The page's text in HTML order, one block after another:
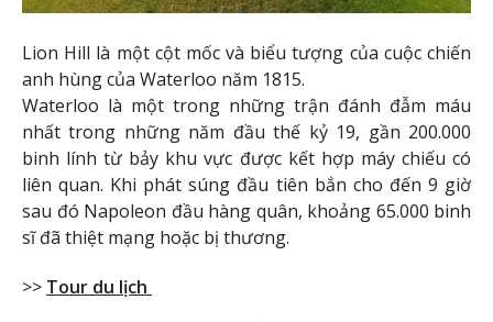
Lion Hill là một cột mốc và biểu tượng của cuộc chiến
anh hùng của Waterloo năm 1815.
Waterloo là một trong những trận đánh đẫm máu
nhất trong những năm đầu thế kỷ 19, gần 200.000
binh lính từ bảy khu vực được kết hợp máy chiếu có
liên quan. Khi phát súng đầu tiên bắn cho đến 9 giờ
sau đó Napoleon đầu hàng quân, khoảng 65.000 binh
sĩ đã thiệt mạng hoặc bị thương.
>> Tour du lịch